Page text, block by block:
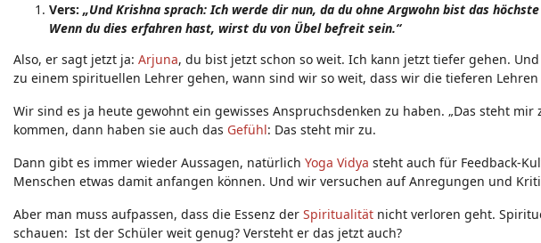
Vers: „Und Krishna sprach: Ich werde dir nun, da du ohne Argwohn bist das
Wenn du dies erfahren hast, wirst du von Übel befreit sein.“
Also, er sagt jetzt ja: Arjuna, du bist jetzt schon so weit. Ich kann jetzt tiefer gehen.
zu einem spirituellen Lehrer gehen, wann sind wir so weit, dass wir die tieferen Lehren
Wir sind es ja heute gewohnt ein gewisses Anspruchsdenken zu haben. „Das steht
kommen, dann haben sie auch das Gefühl: Das steht mir zu.
Dann gibt es immer wieder Aussagen, natürlich Yoga Vidya steht auch für Feedback-
Menschen etwas damit anfangen können. Und wir versuchen auf Anregungen und
Aber man muss aufpassen, dass die Essenz der Spiritualität nicht verloren geht.
schauen: Ist der Schüler weit genug? Versteht er das jetzt auch?